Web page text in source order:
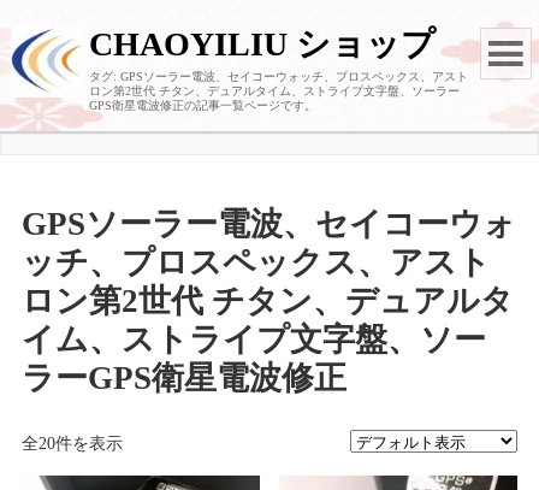
CHAOYILIU ショップ
タグ: GPSソーラー電波、セイコーウォッチ、プロスペックス、アスト
ロン第2世代 チタン、デュアルタイム、ストライプ文字盤、ソーラー
GPS衛星電波修正の記事一覧ページです。
GPSソーラー電波、セイコーウォ
ッチ、プロスペックス、アスト
ロン第2世代 チタン、デュアルタ
イム、ストライプ文字盤、ソー
ラーGPS衛星電波修正
全20件を表示